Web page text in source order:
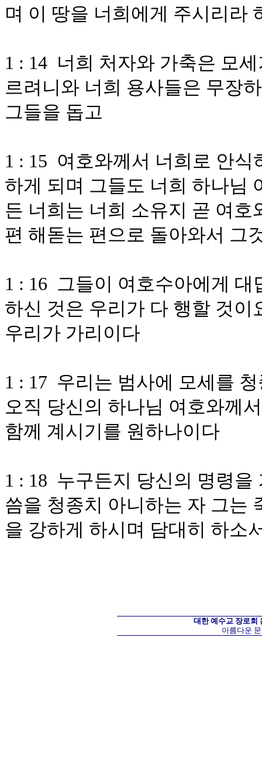
며 이 땅을 너희에게 주시리라
1 : 14 너희 처자와 가축은 모
르려니와 너희 용사들은 무장
그들을 돕고
1 : 15 여호와께서 너희로 안
하게 되며 그들도 너희 하나님
든 너희는 너희 소유지 곧 여
편 해돋는 편으로 돌아와서 그
1 : 16 그들이 여호수아에게
하신 것은 우리가 다 행할 것
우리가 가리이다
1 : 17 우리는 범사에 모세를
오직 당신의 하나님 여호와께
함께 계시기를 원하나이다
1 : 18 누구든지 당신의 명령
씀을 청종치 아니하는 자 그는
을 강하게 하시며 담대히 하소
대한 예수교 장로회
아름다운